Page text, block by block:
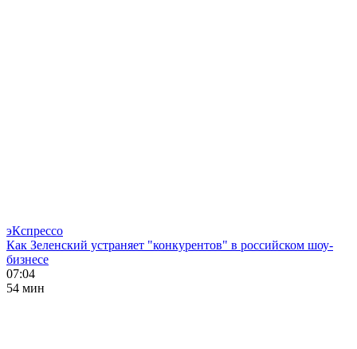
эКспрессо
Как Зеленский устраняет "конкурентов" в российском шоу-
бизнесе
07:04
54 мин